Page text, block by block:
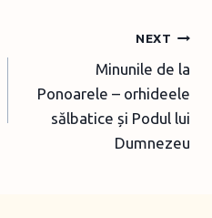
NEXT
Minunile de la
Ponoarele – orhideele
sălbatice și Podul lui
Dumnezeu